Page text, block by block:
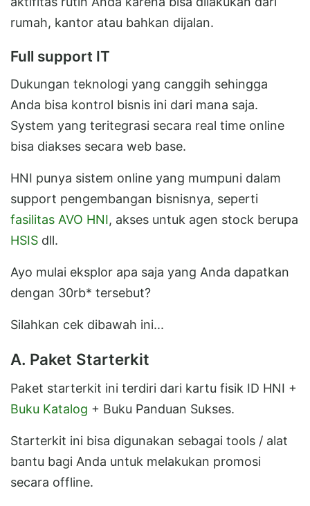
rumah, kantor atau bahkan dijalan.
Full support IT
Dukungan teknologi yang canggih sehingga
Anda bisa kontrol bisnis ini dari mana saja.
System yang teritegrasi secara real time online
bisa diakses secara web base.
HNI punya sistem online yang mumpuni dalam
support pengembangan bisnisnya, seperti
fasilitas AVO HNI, akses untuk agen stock berupa
HSIS dll.
Ayo mulai eksplor apa saja yang Anda dapatkan
dengan 30rb* tersebut?
Silahkan cek dibawah ini...
A. Paket Starterkit
Paket starterkit ini terdiri dari kartu fisik ID HNI +
Buku Katalog + Buku Panduan Sukses.
Starterkit ini bisa digunakan sebagai tools / alat
bantu bagi Anda untuk melakukan promosi
secara offline.